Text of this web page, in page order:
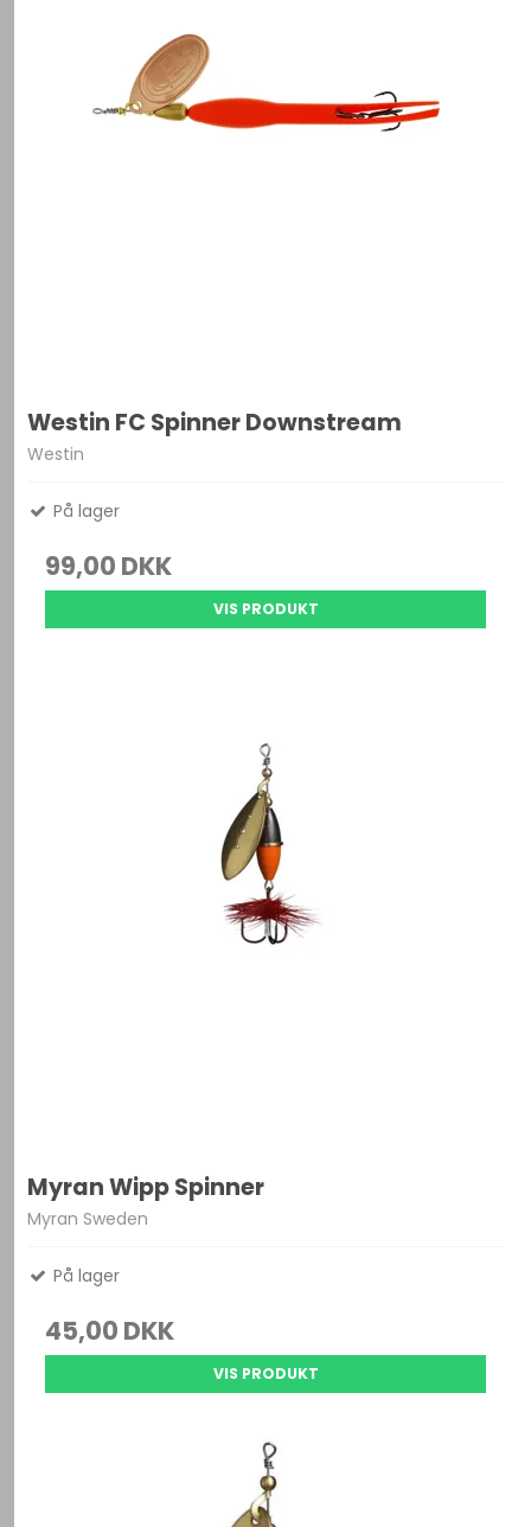
Westin FC Spinner Downstream
Westin
På lager
99,00 DKK
VIS PRODUKT
Myran Wipp Spinner
Myran Sweden
På lager
45,00 DKK
VIS PRODUKT